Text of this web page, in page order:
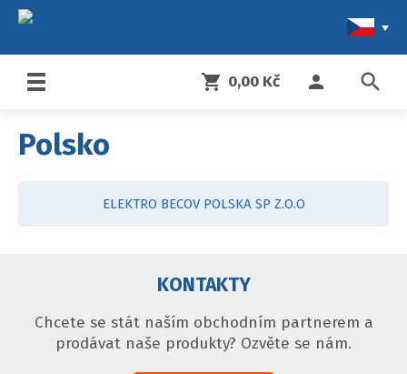
Toggle
search
person
shopping_cart 0,00 Kč
Polsko
ELEKTRO BECOV POLSKA SP Z.O.O
KONTAKTY
Chcete se stát naším obchodním partnerem a
prodávat naše produkty? Ozvěte se nám.